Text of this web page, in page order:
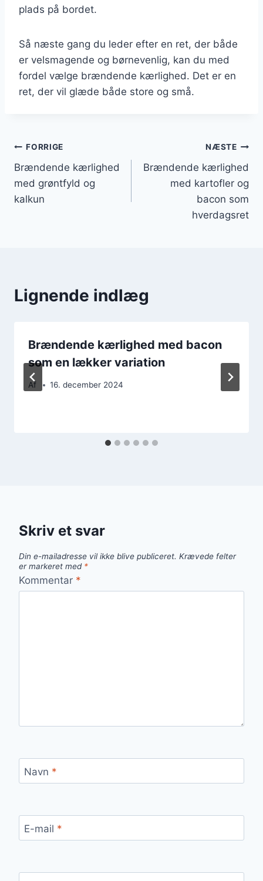
plads på bordet.
Så næste gang du leder efter en ret, der både
er velsmagende og børnevenlig, kan du med
fordel vælge brændende kærlighed. Det er en
ret, der vil glæde både store og små.
Indlægsnavigation
FORRIGE
Brændende kærlighed
med grøntfyld og
kalkun
NÆSTE
Brændende kærlighed
med kartofler og
bacon som
hverdagsret
Lignende indlæg
Brændende kærlighed med bacon
som en lækker variation
Af 16. december 2024
Skriv et svar
Din e-mailadresse vil ikke blive publiceret. Krævede felter
er markeret med *
Kommentar *
Navn *
E-mail *